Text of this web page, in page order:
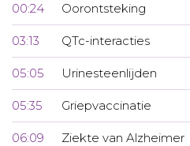
00:24 Oorontsteking
03:13 QTc-interacties
05:05 Urinesteenlijden
05:35 Griepvaccinatie
06:09 Ziekte van Alzheimer